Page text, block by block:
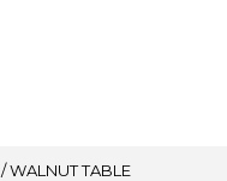
/ WALNUT TABLE